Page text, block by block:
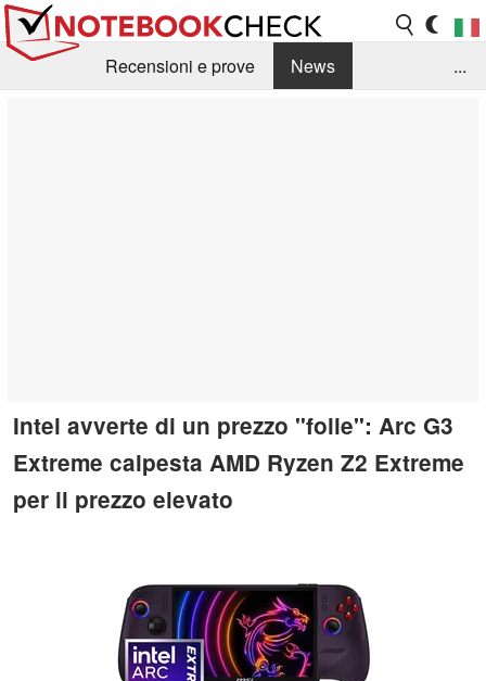
Recensioni e prove
News
...
Intel avverte di un prezzo "folle": Arc G3
Extreme calpesta AMD Ryzen Z2 Extreme
per il prezzo elevato